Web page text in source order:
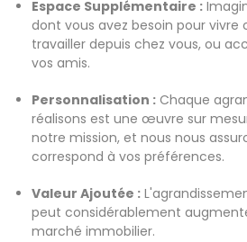
Espace Supplémentaire :
dont vous avez besoin pour
travailler depuis chez vous, ou
vos amis.
Personnalisation : Chaque
réalisons est une œuvre sur
notre mission, et nous nous
correspond à vos préférences.
Valeur Ajoutée :
peut considérablement
marché immobilier.